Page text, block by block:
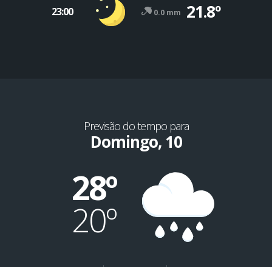
23:00 0.0 mm 21.8º
Previsão do tempo para
Domingo, 10
28º
20º